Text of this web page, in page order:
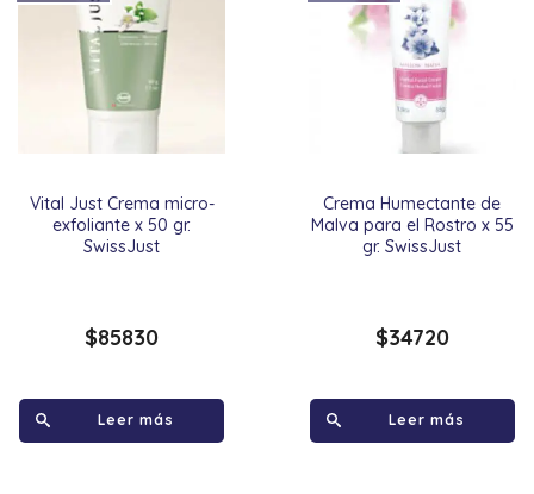
Vital Just Crema micro-
exfoliante x 50 gr.
SwissJust
$85830
Leer más
Crema Humectante de
Malva para el Rostro x 55
gr. SwissJust
$34720
Leer más